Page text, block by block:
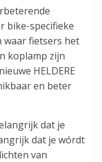
bike-specifieke
waar fietsers het
koplamp zijn
HELDERE
en beter
dat je
dat je wórdt
van